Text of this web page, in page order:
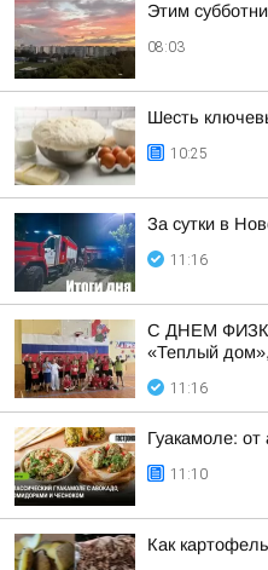
Этим
08:03
Шесть
10:25
За сутки в
11:16
С ДНЕМ
«Теплый
11:16
Гуакамоле:
11:10
Как